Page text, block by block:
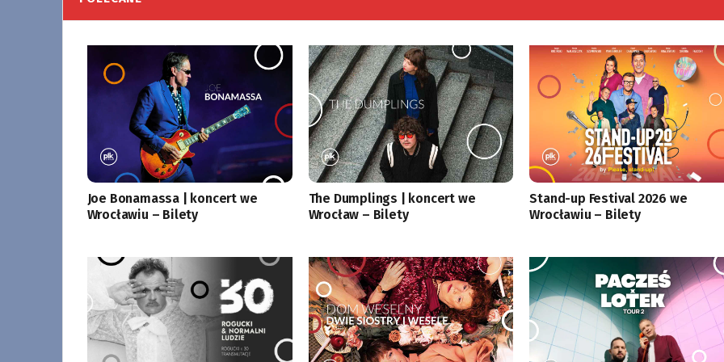
Joe Bonamassa | koncert we
Wrocławiu – Bilety
The Dumplings | koncert we
Wrocław – Bilety
Stand-up Festival 2026 we
Wrocławiu – Bilety